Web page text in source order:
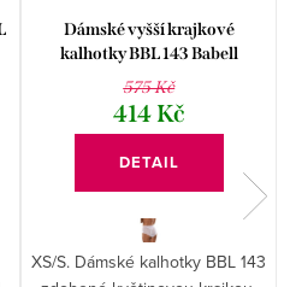
Dámské vyšší krajkové
kalhotky BBL 143 Babell
575 Kč
414 Kč
DETAIL
XS/S. Dámské kalhotky BBL 143